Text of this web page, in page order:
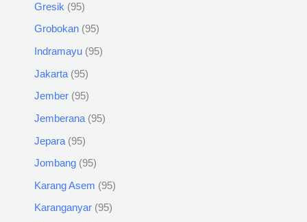
Gresik 95
Grobokan 95
Indramayu 95
Jakarta 95
Jember 95
Jemberana 95
Jepara 95
Jombang 95
Karang Asem 95
Karanganyar 95